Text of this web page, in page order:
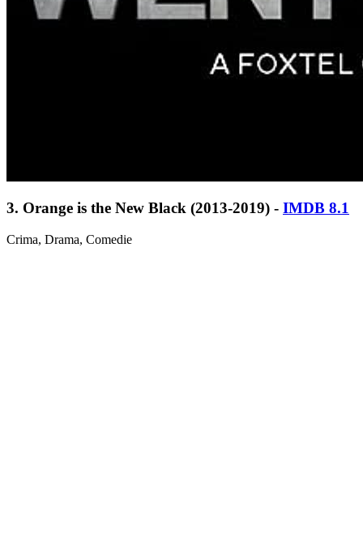
3. Orange is the New Black (2013-2019) - IMDB 8.1
Crima, Drama, Comedie